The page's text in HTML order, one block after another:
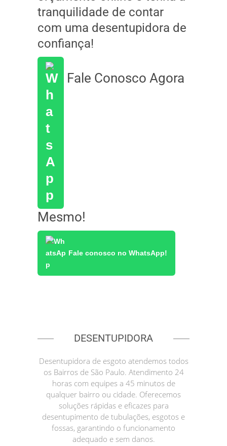
tranquilidade de contar
com uma desentupidora de
confiança!
Fale Conosco Agora
Mesmo!
Fale conosco no WhatsApp!
DESENTUPIDORA
Desentupidora de esgoto atendemos todos
os Bairros de São Paulo. Atendimento 24
horas com equipes a 45 minutos de
qualquer bairro ou cidade. Oferecemos
soluções rápidas e eficazes para
desentupimento de tubulações, esgotos e
fossas, garantindo o funcionamento
adequado e sem danos.